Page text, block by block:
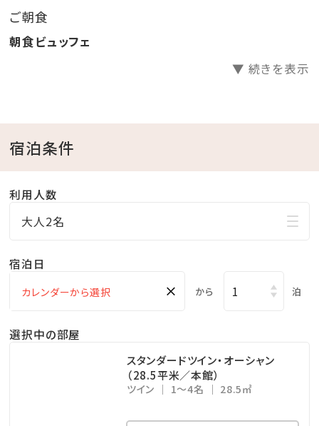
動となります。
また、館内施設は貸切等で一部制限される場合がござ
います。あらかじめご了承ください。
ク）
バー。
ィ-
【営業時間】9:00～（終了時間は種目により異なります）
モルック、バドミントン、ダーツ、ビリヤード、卓球など…
ご朝食
朝食ビュッフェ
▼ 続きを表示
宿泊条件
利用人数
大人2名
宿泊日
× から 泊
選択中の部屋
スタンダードツイン・オーシャン
（28.5平米／本館）
ツイン 1～4名 28.5㎡